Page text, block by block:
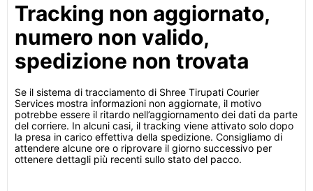
Tracking non aggiornato,
numero non valido,
spedizione non trovata
Se il sistema di tracciamento di Shree Tirupati Courier
Services mostra informazioni non aggiornate, il motivo
potrebbe essere il ritardo nell’aggiornamento dei dati da parte
del corriere. In alcuni casi, il tracking viene attivato solo dopo
la presa in carico effettiva della spedizione. Consigliamo di
attendere alcune ore o riprovare il giorno successivo per
ottenere dettagli più recenti sullo stato del pacco.